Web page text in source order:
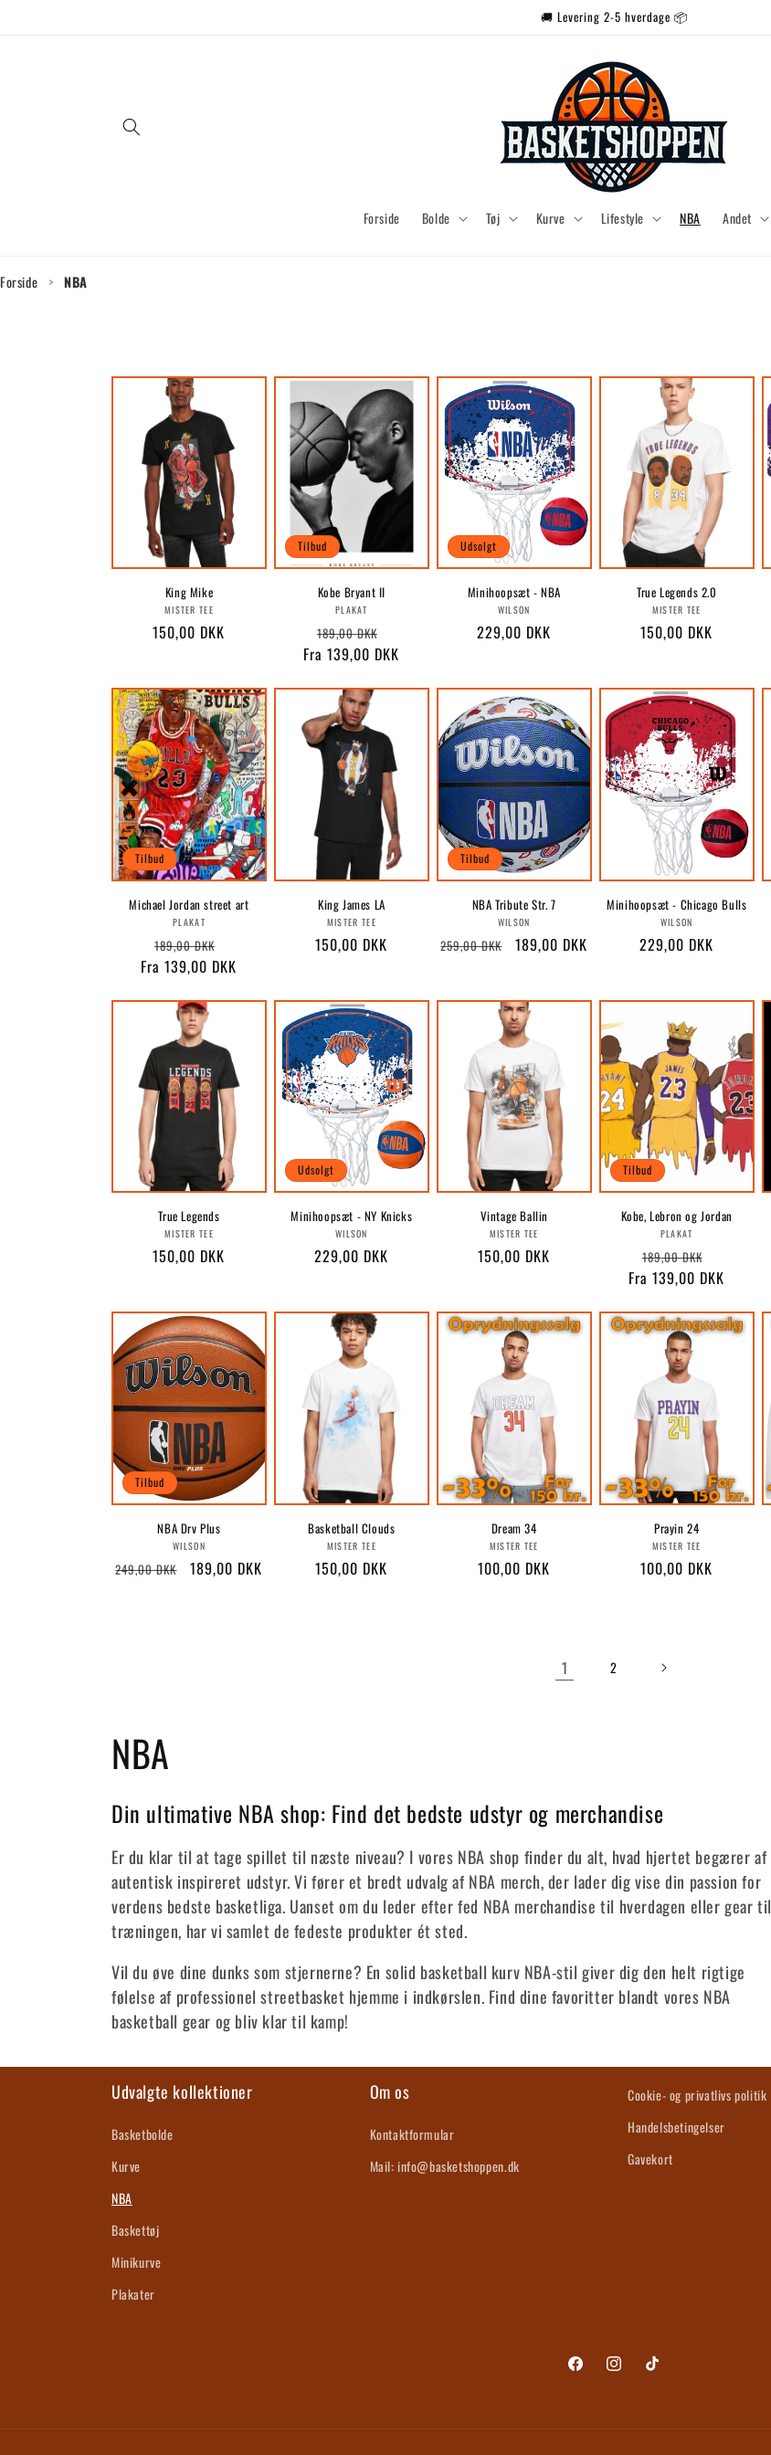
🚚 Levering 2-5 hverdage 📦
Forside Bolde Tøj Kurve Lifestyle NBA Andet
Forside > NBA
King Mike
Forhandler:
MISTER TEE
Normalpris
150,00 DKK
Tilbud
Kobe Bryant II
Forhandler:
PLAKAT
Normalpris
189,00 DKK
Fra 139,00 DKK
Udsolgt
Minihoopsæt - NBA
Forhandler:
WILSON
Normalpris
229,00 DKK
True Legends 2.0
Forhandler:
MISTER TEE
Normalpris
150,00 DKK
Tilbud
Michael Jordan street art
Forhandler:
PLAKAT
Normalpris
189,00 DKK
Fra 139,00 DKK
King James LA
Forhandler:
MISTER TEE
Normalpris
150,00 DKK
Tilbud
NBA Tribute Str. 7
Forhandler:
WILSON
Normalpris
259,00 DKK Udsalgspris
189,00 DKK
Minihoopsæt - Chicago Bulls
Forhandler:
WILSON
Normalpris
229,00 DKK
True Legends
Forhandler:
MISTER TEE
Normalpris
150,00 DKK
Udsolgt
Minihoopsæt - NY Knicks
Forhandler:
WILSON
Normalpris
229,00 DKK
Vintage Ballin
Forhandler:
MISTER TEE
Normalpris
150,00 DKK
Tilbud
Kobe, Lebron og Jordan
Forhandler:
PLAKAT
Normalpris
189,00 DKK
Fra 139,00 DKK
Tilbud
NBA Drv Plus
Forhandler:
WILSON
Normalpris
249,00 DKK Udsalgspris
189,00 DKK
Basketball Clouds
Forhandler:
MISTER TEE
Normalpris
150,00 DKK
Dream 34
Forhandler:
MISTER TEE
Normalpris
100,00 DKK
Prayin 24
Forhandler:
MISTER TEE
Normalpris
100,00 DKK
1 2
K
o
l
l
e
k
t
i
o
n
:
NBA
Din ultimative NBA shop: Find det bedste udstyr og merchandise
Er du klar til at tage spillet til næste niveau? I vores NBA shop finder du alt, hvad hjertet begærer af
autentisk inspireret udstyr. Vi fører et bredt udvalg af NBA merch, der lader dig vise din passion for
verdens bedste basketliga. Uanset om du leder efter fed NBA merchandise til hverdagen eller gear til
træningen, har vi samlet de fedeste produkter ét sted.
Vil du øve dine dunks som stjernerne? En solid basketball kurv NBA-stil giver dig den helt rigtige
følelse af professionel streetbasket hjemme i indkørslen. Find dine favoritter blandt vores NBA
basketball gear og bliv klar til kamp!
Udvalgte kollektioner
Basketbolde
Kurve
NBA
Baskettøj
Minikurve
Plakater
Om os
Kontaktformular
Mail: info@basketshoppen.dk
Cookie- og privatlivs politik
Handelsbetingelser
Gavekort
FacebookInstagramTikTok